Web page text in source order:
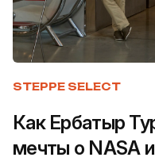
STEPPE SELECT
Как Ербатыр
мечты о NASA